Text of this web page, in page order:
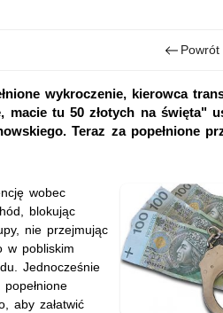
Powrót
wykroczenie, kierowca
tu 50 złotych na święta"
Teraz za popełnione
wobec
blokując
nie przejmując
w pobliskim
Jednocześnie
aby załatwić